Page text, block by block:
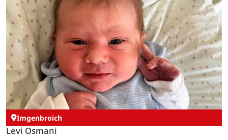
Imgenbroich
Levi Osmani